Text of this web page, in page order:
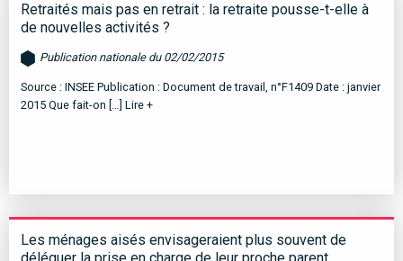
Retraités mais pas en retrait : la retraite pousse-t-elle à
de nouvelles activités ?
Publication nationale du 02/02/2015
Source : INSEE Publication : Document de travail, n°F1409 Date : janvier
2015 Que fait-on […] Lire +
Les ménages aisés envisageraient plus souvent de